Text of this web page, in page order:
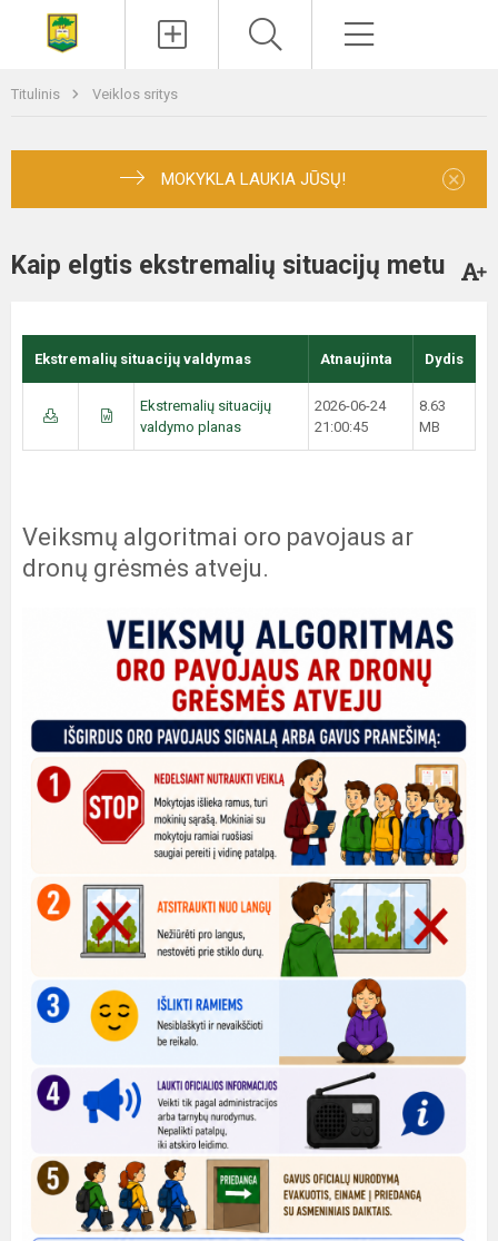
Titulinis Veiklos sritys
MOKYKLA LAUKIA JŪSŲ! ×
Kaip elgtis ekstremalių situacijų metu
Ekstremalių situacijų valdymas Atnaujinta Dydis
Ekstremalių situacijų
valdymo planas
2026-06-24
21:00:45
8.63
MB
Veiksmų algoritmai oro pavojaus ar
dronų grėsmės atveju.